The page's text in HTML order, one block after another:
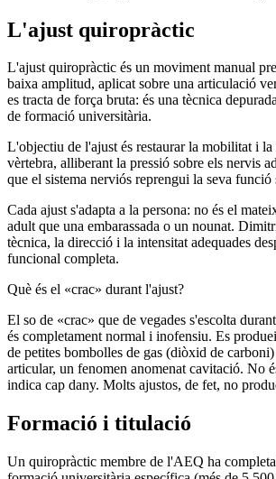
L'ajust quiropràctic
L'ajust quiropràctic és un moviment manual
baixa amplitud, aplicat sobre una articulació
es tracta de força bruta: és una tècnica
de formació universitària.
L'objectiu de l'ajust és restaurar la mobilitat i
vèrtebra, alliberant la pressió sobre els nervis
que el sistema nerviós reprengui la seva funció
Cada ajust s'adapta a la persona: no és el
adult que una embarassada o un nounat.
tècnica, la direcció i la intensitat adequades
funcional completa.
Què és el «crac» durant l'ajust?
El so de «crac» que de vegades s'escolta
és completament normal i inofensiu. Es
de petites bombolles de gas (diòxid de
articular, un fenomen anomenat cavitació. No
indica cap dany. Molts ajustos, de fet, no
Formació i titulació
Un quiropràctic membre de l'AEQ ha